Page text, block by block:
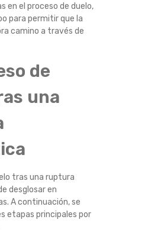
en el proceso de duelo,
para permitir que la
camino a través de
de
una
tras una ruptura
desglosar en
A continuación, se
etapas principales por